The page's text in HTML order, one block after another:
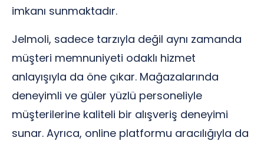
imkanı sunmaktadır.
Jelmoli, sadece tarzıyla değil aynı zamanda
müşteri memnuniyeti odaklı hizmet
anlayışıyla da öne çıkar. Mağazalarında
deneyimli ve güler yüzlü personeliyle
müşterilerine kaliteli bir alışveriş deneyimi
sunar. Ayrıca, online platformu aracılığıyla da